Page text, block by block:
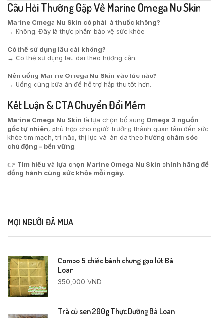
Câu Hỏi Thường Gặp Về Marine Omega Nu Skin
Marine Omega Nu Skin có phải là thuốc không?
→ Không. Đây là thực phẩm bảo vệ sức khỏe.
Có thể sử dụng lâu dài không?
→ Có thể sử dụng lâu dài theo hướng dẫn.
Nên uống Marine Omega Nu Skin vào lúc nào?
→ Uống cùng bữa ăn để hỗ trợ hấp thu tốt hơn.
Kết Luận & CTA Chuyển Đổi Mềm
Marine Omega Nu Skin là lựa chọn bổ sung Omega 3 nguồn
gốc tự nhiên, phù hợp cho người trưởng thành quan tâm đến sức
khỏe tim mạch, trí não, thị lực và làn da theo hướng chăm sóc
chủ động – bền vững.
👉 Tìm hiểu và lựa chọn Marine Omega Nu Skin chính hãng để
đồng hành cùng sức khỏe mỗi ngày.
MỌI NGƯỜI ĐÃ MUA
Combo 5 chiếc bánh chưng gạo lứt Bà
Loan
350,000VND
Trà củ sen 200g Thực Dưỡng Bà Loan